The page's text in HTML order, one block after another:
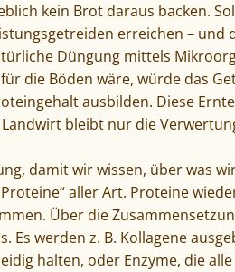
kein Brot daraus backen.
erreichen – und
Düngung mittels
die Böden wäre, würde das
ausbilden. Diese
bleibt nur die
damit wir wissen, über was
aller Art. Proteine
Über die
Es werden z. B. Kollagene
halten, oder Enzyme, die